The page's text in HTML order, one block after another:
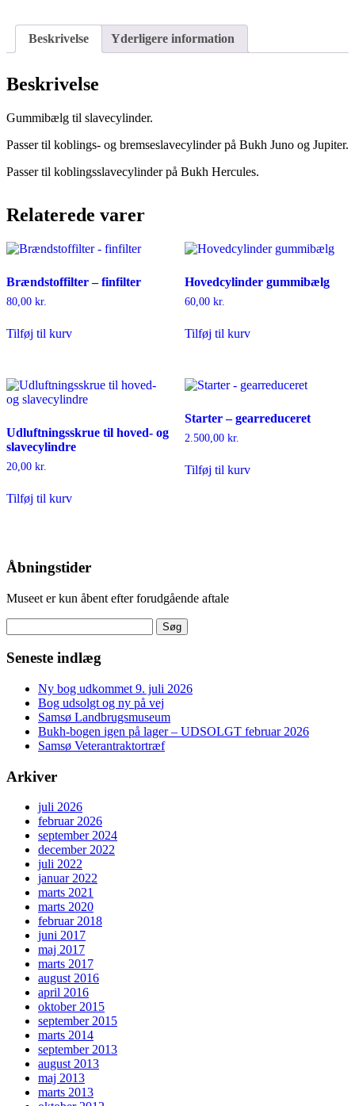
Beskrivelse Yderligere information
Beskrivelse
Gummibælg til slavecylinder.
Passer til koblings- og bremseslavecylinder på Bukh Juno og Jupiter.
Passer til koblingsslavecylinder på Bukh Hercules.
Relaterede varer
Brændstoffilter – finfilter
80,00 kr.
Tilføj til kurv
Hovedcylinder gummibælg
60,00 kr.
Tilføj til kurv
Udluftningsskrue til hoved- og
slavecylindre
20,00 kr.
Tilføj til kurv
Starter – gearreduceret
2.500,00 kr.
Tilføj til kurv
Åbningstider
Museet er kun åbent efter forudgående aftale
efter:
Seneste indlæg
Ny bog udkommet 9. juli 2026
Bog udsolgt og ny på vej
Samsø Landbrugsmuseum
Bukh-bogen igen på lager – UDSOLGT februar 2026
Samsø Veterantraktortræf
Arkiver
juli 2026
februar 2026
september 2024
december 2022
juli 2022
januar 2022
marts 2021
marts 2020
februar 2018
juni 2017
maj 2017
marts 2017
august 2016
april 2016
oktober 2015
september 2015
marts 2014
september 2013
august 2013
maj 2013
marts 2013